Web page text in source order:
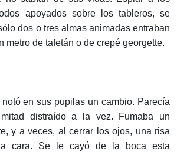
apoyados sobre los tableros, se
dos o tres almas animadas entraban
metro de tafetán o de crepé georgette.
en sus pupilas un cambio. Parecía
distraído a la vez. Fumaba un
y a veces, al cerrar los ojos, una risa
cara. Se le cayó de la boca esta